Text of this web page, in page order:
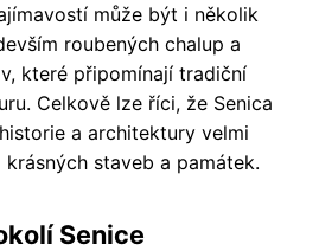
může být i několik
roubených chalup a
které připomínají tradiční
Celkově lze říci, že Senica
a architektury velmi
staveb a památek.
Senice